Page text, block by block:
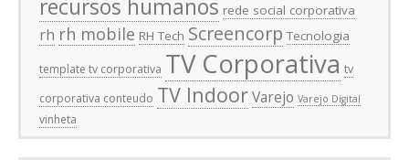
recursos humanos rede social corporativa
rh rh mobile RH Tech Screencorp Tecnologia
template tv corporativa TV Corporativa tv
corporativa conteudo TV IndoorVarejo Varejo Digital
vinheta